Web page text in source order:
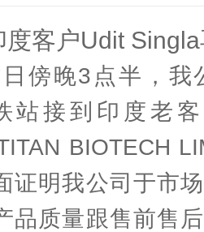
度客户Udit
傍晚3点半，我
站接到印度老
BIOTECH
证明我公司于市
品质量跟售前售